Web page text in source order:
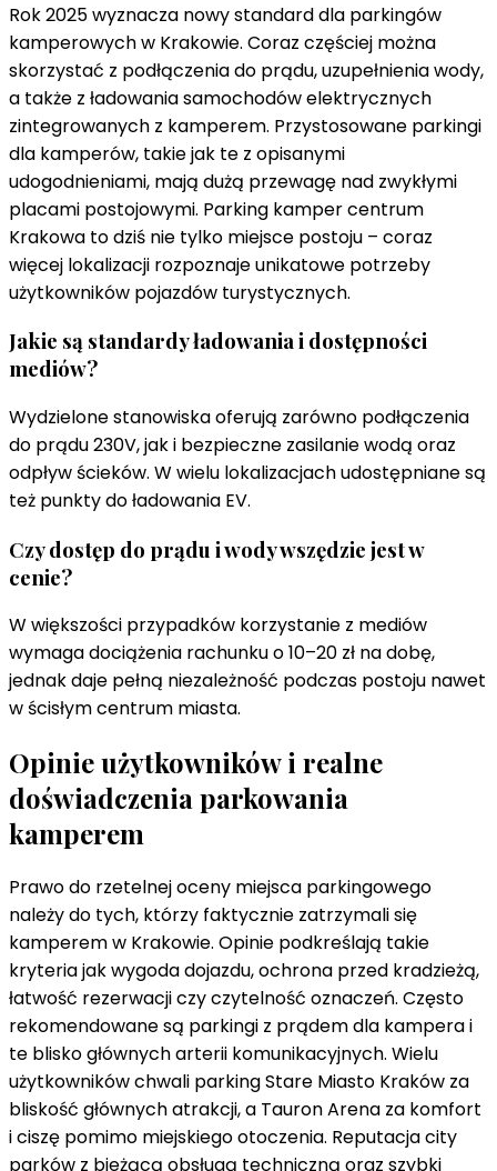
Rok 2025 wyznacza nowy standard dla parkingów
kamperowych w Krakowie. Coraz częściej można
skorzystać z podłączenia do prądu, uzupełnienia wody,
a także z ładowania samochodów elektrycznych
zintegrowanych z kamperem. Przystosowane parkingi
dla kamperów, takie jak te z opisanymi
udogodnieniami, mają dużą przewagę nad zwykłymi
placami postojowymi. Parking kamper centrum
Krakowa to dziś nie tylko miejsce postoju – coraz
więcej lokalizacji rozpoznaje unikatowe potrzeby
użytkowników pojazdów turystycznych.
Jakie są standardy ładowania i dostępności
mediów?
Wydzielone stanowiska oferują zarówno podłączenia
do prądu 230V, jak i bezpieczne zasilanie wodą oraz
odpływ ścieków. W wielu lokalizacjach udostępniane są
też punkty do ładowania EV.
Czy dostęp do prądu i wody wszędzie jest w
cenie?
W większości przypadków korzystanie z mediów
wymaga dociążenia rachunku o 10–20 zł na dobę,
jednak daje pełną niezależność podczas postoju nawet
w ścisłym centrum miasta.
Opinie użytkowników i realne
doświadczenia parkowania
kamperem
Prawo do rzetelnej oceny miejsca parkingowego
należy do tych, którzy faktycznie zatrzymali się
kamperem w Krakowie. Opinie podkreślają takie
kryteria jak wygoda dojazdu, ochrona przed kradzieżą,
łatwość rezerwacji czy czytelność oznaczeń. Często
rekomendowane są parkingi z prądem dla kampera i
te blisko głównych arterii komunikacyjnych. Wielu
użytkowników chwali parking Stare Miasto Kraków za
bliskość głównych atrakcji, a Tauron Arena za komfort
i ciszę pomimo miejskiego otoczenia. Reputacja city
parków z bieżącą obsługą techniczną oraz szybki